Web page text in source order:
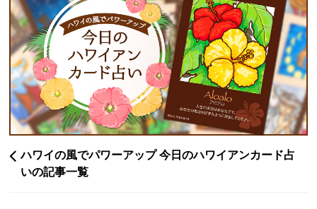
ハワイの風でパワーアップ 今日のハワイアンカード占
いの記事一覧